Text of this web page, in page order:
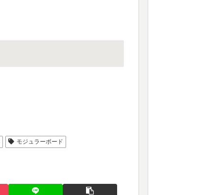
モジュラーボード